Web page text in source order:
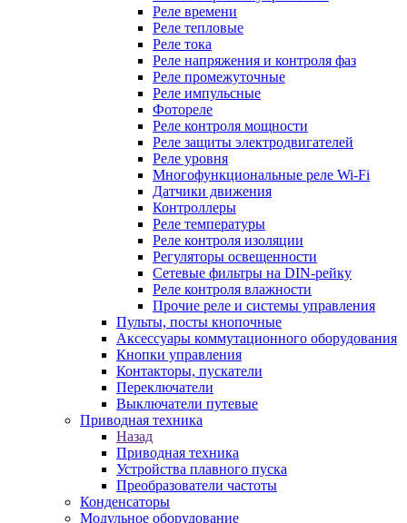
Реле времени
Реле тепловые
Реле тока
Реле напряжения и контроля фаз
Реле промежуточные
Реле импульсные
Фотореле
Реле контроля мощности
Реле защиты электродвигателей
Реле уровня
Многофункциональные реле Wi-Fi
Датчики движения
Контроллеры
Реле температуры
Реле контроля изоляции
Регуляторы освещенности
Сетевые фильтры на DIN-рейку
Реле контроля влажности
Прочие реле и системы управления
Пульты, посты кнопочные
Аксессуары коммутационного оборудования
Кнопки управления
Контакторы, пускатели
Переключатели
Выключатели путевые
Приводная техника
Назад
Приводная техника
Устройства плавного пуска
Преобразователи частоты
Конденсаторы
Модульное оборудование